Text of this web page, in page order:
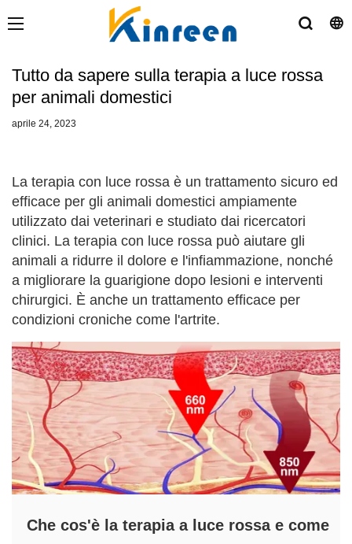
Tutto da sapere sulla terapia a luce rossa
per animali domestici
aprile 24, 2023
La terapia con luce rossa è un trattamento sicuro ed
efficace per gli animali domestici ampiamente
utilizzato dai veterinari e studiato dai ricercatori
clinici. La terapia con luce rossa può aiutare gli
animali a ridurre il dolore e l'infiammazione, nonché
a migliorare la guarigione dopo lesioni e interventi
chirurgici. È anche un trattamento efficace per
condizioni croniche come l'artrite.
Che cos'è la terapia a luce rossa e come